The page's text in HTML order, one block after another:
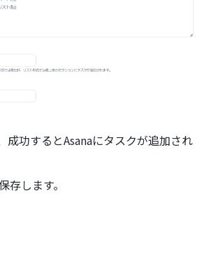
成功するとAsanaにタスクが追加され
存します。